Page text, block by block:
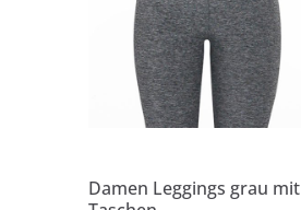
Damen Leggings grau mit